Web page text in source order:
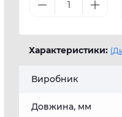
Характеристики:
Виробник
Довжина, мм